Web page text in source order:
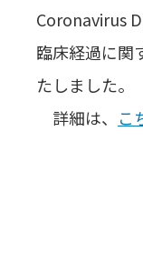
Coronavirus
臨床経過に関
たしました。
詳細は、
こ